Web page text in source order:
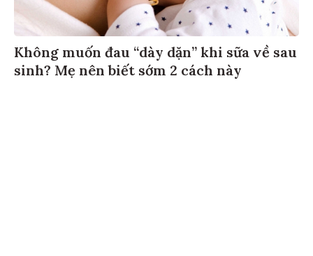
Không muốn đau “dày dặn” khi sữa về sau
sinh? Mẹ nên biết sớm 2 cách này